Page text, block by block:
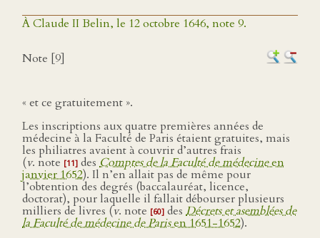
À Claude II Belin, le 12 octobre 1646, note 9.
Note [9]
« et ce gratuitement ».
Les inscriptions aux quatre premières années de
médecine à la Faculté de Paris étaient gratuites, mais
les philiatres avaient à couvrir d’autres frais
(v. note [11] des Comptes de la Faculté de médecineen
janvier 1652). Il n’en allait pas de même pour
l’obtention des degrés (baccalauréat, licence,
doctorat), pour laquelle il fallait débourser plusieurs
milliers de livres (v. note [60] des Décrets et asemblées de
la Faculté de médecine de Parisen 1651-1652).